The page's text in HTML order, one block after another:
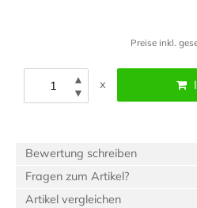
Preise inkl.
▲
▼
x
Bewertung schreiben
Fragen zum Artikel?
Artikel vergleichen